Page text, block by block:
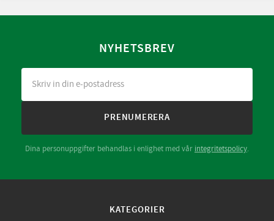
NYHETSBREV
PRENUMERERA
Dina personuppgifter behandlas i enlighet med vår integritetspolicy.
KATEGORIER